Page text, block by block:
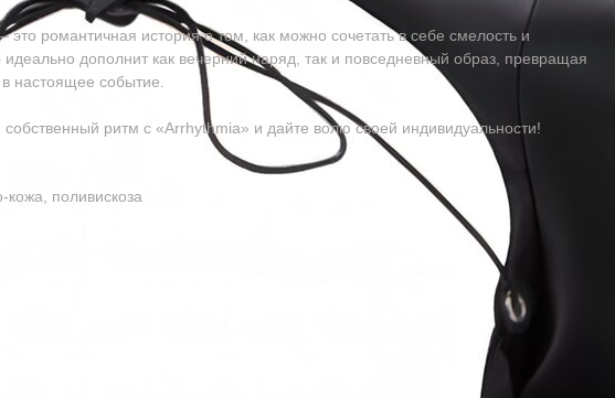
романтичная история о том, как можно сочетать в себе смелость и
дополнит как вечерний наряд, так и повседневный образ, превращая
настоящее событие.
собственный ритм с «Arrhythmia» и дайте волю своей индивидуальности!
поливискоза